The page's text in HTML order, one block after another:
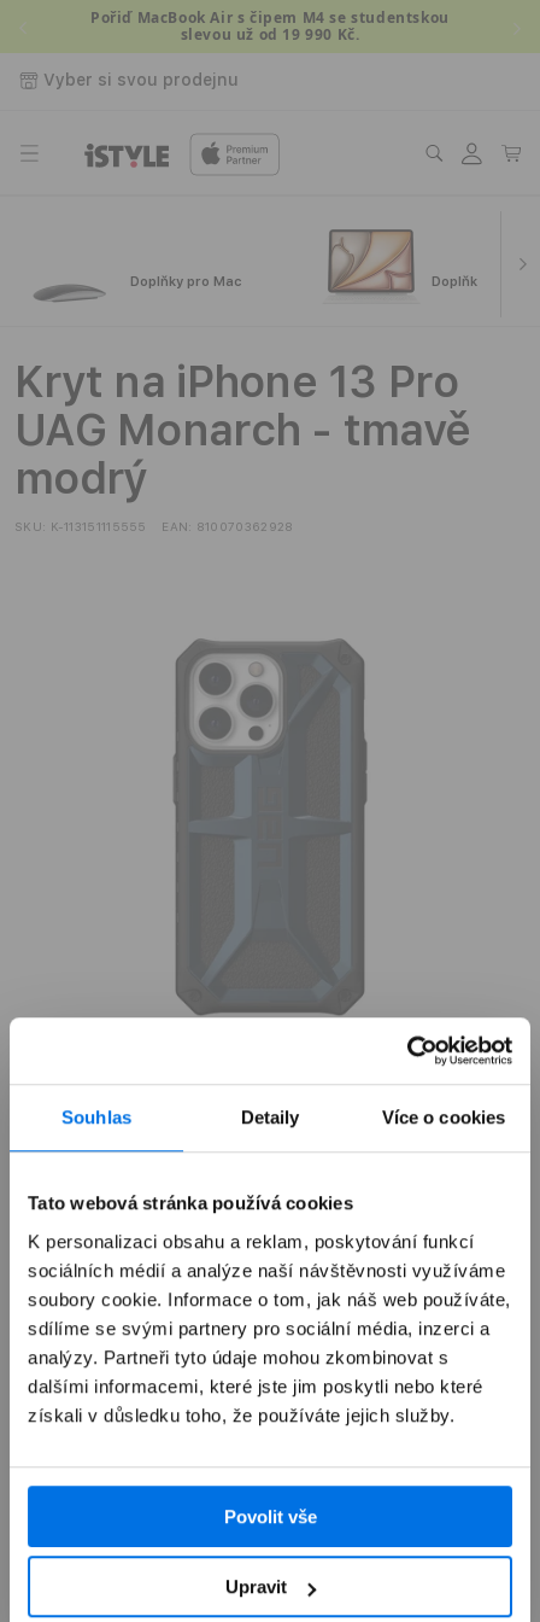
Souhlas Detaily Více o cookies
Tato webová stránka používá cookies
K personalizaci obsahu a reklam, poskytování funkcí
sociálních médií a analýze naší návštěvnosti využíváme
soubory cookie. Informace o tom, jak náš web používáte,
sdílíme se svými partnery pro sociální média, inzerci a
analýzy. Partneři tyto údaje mohou zkombinovat s
dalšími informacemi, které jste jim poskytli nebo které
získali v důsledku toho, že používáte jejich služby.
Povolit vše
Upravit
Přejít kPořiď MacBook Air s čipem M4 se studentskou
slevou už od 19 990 Kč.
Vyber si svou prodejnu
Přihlásit
se
Košík
Doplňky pro Mac Doplňky pro
Kryt na iPhone 13 Pro
UAG Monarch - tmavě
modrý
SKU: K-113151115555 EAN: 810070362928
Již není v prodeji
Výkup zařízení
Autorizovaný servis Apple
Možnosti doručení
Přehled